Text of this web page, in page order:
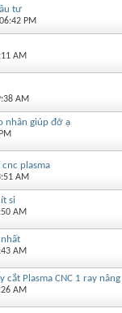
tư
PM
AM
AM
nhân giúp đỡ ạ
plasma
AM
sỉ
AM
nhất
AM
cắt Plasma CNC 1 ray
AM